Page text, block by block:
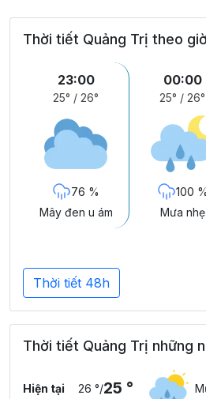
Thời tiết Quảng Trị theo
23:00
25° / 26°
76 %
Mây đen u ám
00:00
25° / 26°
100 %
Mưa nhẹ
Thời tiết 48h
Thời tiết Quảng Trị những
Hiện tại 26 °/25 °